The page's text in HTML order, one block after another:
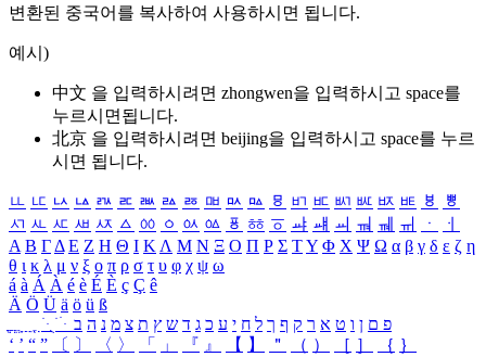
변환된 중국어를 복사하여 사용하시면 됩니다.
예시)
中文 을 입력하시려면 zhongwen을 입력하시고 space를
누르시면됩니다.
北京 을 입력하시려면 beijing을 입력하시고 space를 누르
시면 됩니다.
ㅥ ㅦ ㅧ ㅨ ㅩ ㅪ ㅫ ㅬ ㅭ ㅮ ㅯ ㅰ ㅱ ㅲ ㅳ ㅴ ㅵ ㅶ ㅷ ㅸ
ㅹ
ㅺ ㅻ ㅼ ㅽ ㅾ ㅿ ㆀ ㆁ ㆂ ㆃ ㆄ ㆅ ㆆ ㆇ ㆈ ㆉ ㆊ ㆋ ㆌ ㆍ
ㆎ
Α Β ΓΔ Ε Ζ Η Θ Ι ΚΛ Μ Ν Ξ Ο Π Ρ Σ ΤΥ Φ Χ Ψ Ω α β γ δ ε ζ η
θ ι κ λ μ ν ξ ο π ρ σ τ υ φ χ ψ ω
á à Á À é è É È ç Ç ê
Ä Ö Ü ä ö ü ß
ִֶֹ ֻּ ׁׂ פ ם ן ו ט א ר ק ף ך ל ח י ע כ ג ד ש ץ ת צ מ נ ה ב
‘ ’ “ ” 〔 〕 〈 〉 「 」 『 』 【 】 ＂ （ ） ［ ］ ｛ ｝